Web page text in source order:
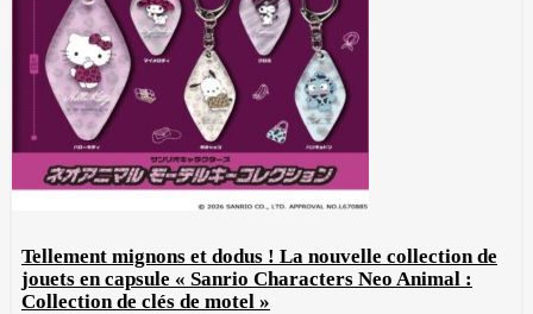
Tellement mignons et dodus ! La nouvelle collection de
jouets en capsule « Sanrio Characters Neo Animal :
Collection de clés de motel »